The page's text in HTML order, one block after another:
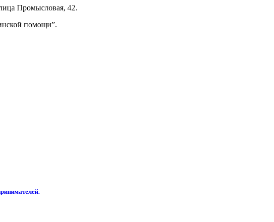
Промысловая, 42.
помощи”.